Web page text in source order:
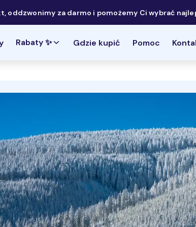
oddzwonimy za darmo i pomożemy Ci wybrać
Rabaty ✨ Gdzie kupić Pomoc